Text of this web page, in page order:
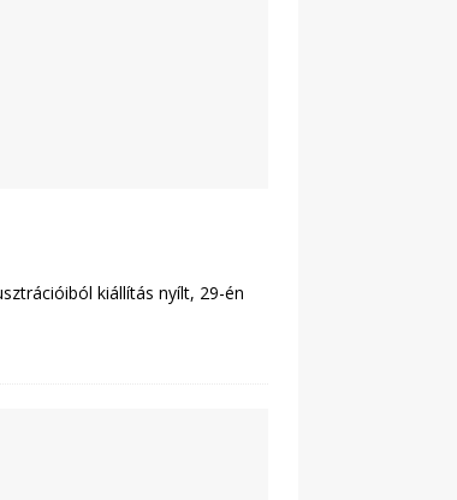
kiállítás nyílt, 29-én